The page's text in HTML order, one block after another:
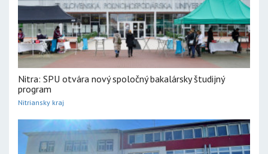
Nitra: SPU otvára nový spoločný bakalársky študijný
program
Nitriansky kraj